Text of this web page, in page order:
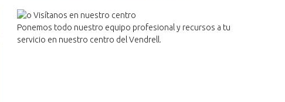
Ponemos todo nuestro equipo profesional y recursos a tu
servicio en nuestro centro del Vendrell.